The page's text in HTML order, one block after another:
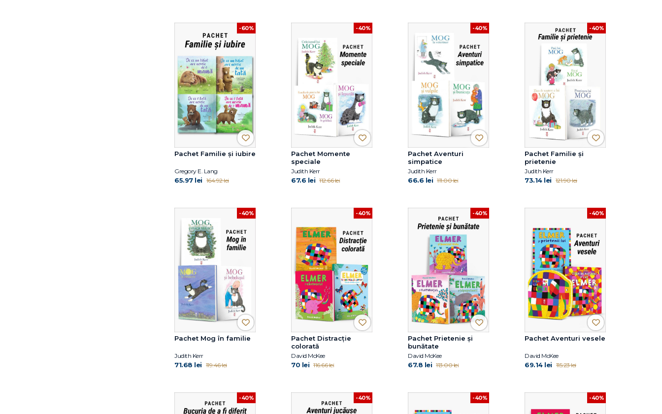
-60%
Pachet Familie și iubire
Gregory E. Lang
65.97 lei 164.92 lei
-40%
Pachet Momente
speciale
Judith Kerr
67.6 lei 112.66 lei
-40%
Pachet Aventuri
simpatice
Judith Kerr
66.6 lei 111.00 lei
-40%
Pachet Familie și
prietenie
Judith Kerr
73.14 lei 121.90 lei
-40%
Pachet Mog în familie
Judith Kerr
71.68 lei 119.46 lei
-40%
Pachet Distracție
colorată
David McKee
70 lei 116.66 lei
-40%
Pachet Prietenie și
bunătate
David McKee
67.8 lei 113.00 lei
-40%
Pachet Aventuri vesele
David McKee
69.14 lei 115.23 lei
-40% -40% -40% -40%